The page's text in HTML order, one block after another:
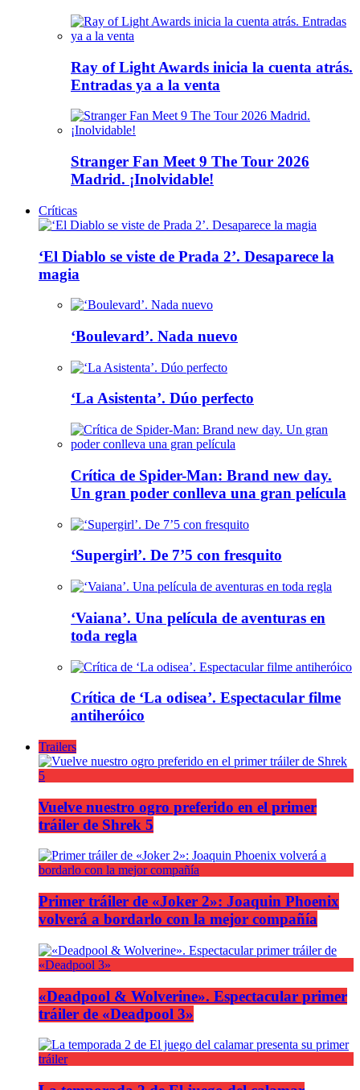
Ray of Light Awards inicia la cuenta atrás.
Entradas ya a la venta
Stranger Fan Meet 9 The Tour 2026
Madrid. ¡Inolvidable!
Críticas
‘El Diablo se viste de Prada 2’. Desaparece la
magia
‘Boulevard’. Nada nuevo
‘La Asistenta’. Dúo perfecto
Crítica de Spider-Man: Brand new day.
Un gran poder conlleva una gran película
‘Supergirl’. De 7’5 con fresquito
‘Vaiana’. Una película de aventuras en
toda regla
Crítica de ‘La odisea’. Espectacular filme
antiheróico
Trailers
Vuelve nuestro ogro preferido en el primer
tráiler de Shrek 5
Primer tráiler de «Joker 2»: Joaquin Phoenix
volverá a bordarlo con la mejor compañía
«Deadpool & Wolverine». Espectacular primer
tráiler de «Deadpool 3»